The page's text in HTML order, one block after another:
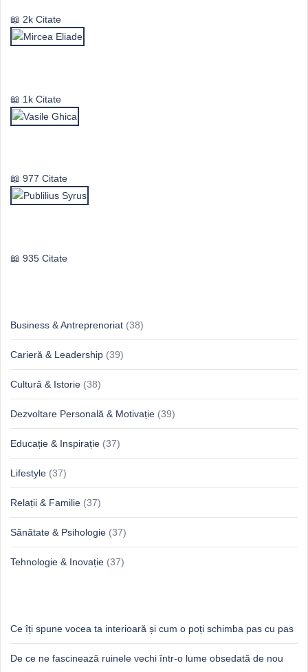
2k Citate
1k Citate
977 Citate
935 Citate
Business & Antreprenoriat (38)
Carieră & Leadership (39)
Cultură & Istorie (38)
Dezvoltare Personală & Motivație (39)
Educație & Inspirație (37)
Lifestyle (37)
Relații & Familie (37)
Sănătate & Psihologie (37)
Tehnologie & Inovație (37)
Ce îți spune vocea ta interioară și cum o poți schimba pas cu pas
De ce ne fascinează ruinele vechi într-o lume obsedată de nou